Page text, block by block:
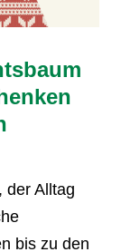
der Alltag
bis zu den